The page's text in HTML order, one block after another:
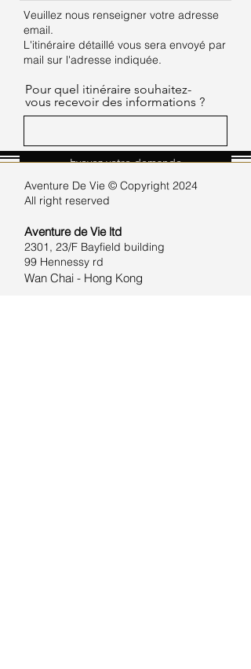
Veuillez nous renseigner votre adresse
email.
L'itinéraire détaillé vous sera envoyé par
mail sur l'adresse indiquée.
Pour quel itinéraire souhaitez-
vous recevoir des informations ?
Evoyez votre demande
Aventure De Vie © Copyright 2024
All right reserved
Aventure de Vieltd
2301, 23/F Bayfield building
​99 Hennessy rd
Wan Chai - Hong Kong